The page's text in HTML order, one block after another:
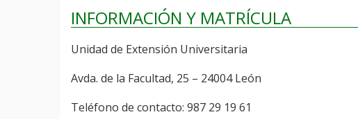
INFORMACIÓN Y MATRÍCULA
Unidad de Extensión Universitaria
Avda. de la Facultad, 25 – 24004 León
Teléfono de contacto: 987 29 19 61